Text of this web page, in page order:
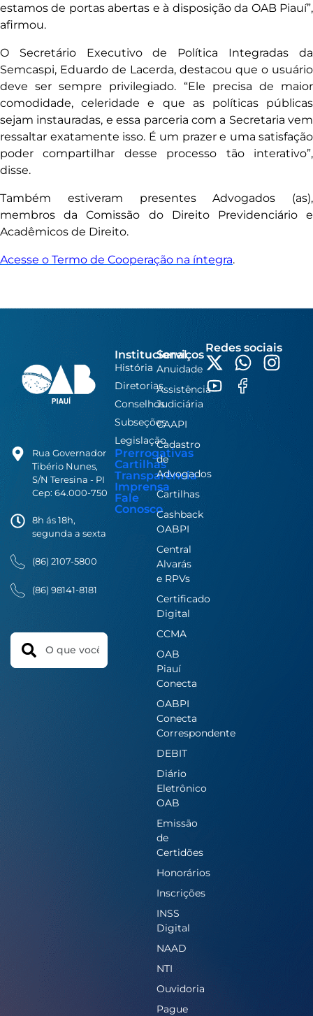
estamos de portas abertas e à disposição da OAB Piauí”,
afirmou.
O Secretário Executivo de Política Integradas da
Semcaspi, Eduardo de Lacerda, destacou que o usuário
deve ser sempre privilegiado. “Ele precisa de maior
comodidade, celeridade e que as políticas públicas
sejam instauradas, e essa parceria com a Secretaria vem
ressaltar exatamente isso. É um prazer e uma satisfação
poder compartilhar desse processo tão interativo”,
disse.
Também estiveram presentes Advogados (as),
membros da Comissão do Direito Previdenciário e
Acadêmicos de Direito.
Acesse o Termo de Cooperação na íntegra.
Rua Governador
Tibério Nunes,
S/N Teresina - PI
Cep: 64.000-750
8h ás 18h,
segunda a sexta
(86) 2107-5800
(86) 98141-8181
Search
Institucional
História
Diretorias
Conselhos
Subseções
Legislação
Prerrogativas
Cartilhas
Transparência
Imprensa
Fale
Conosco
Serviços
Anuidade
Assistência
Judiciária
CAAPI
Cadastro
de
Advogados
Cartilhas
Cashback
OABPI
Central
Alvarás
e RPVs
Certificado
Digital
CCMA
OAB
Piauí
Conecta
OABPI
Conecta
Correspondente
DEBIT
Diário
Eletrônico
OAB
Emissão
de
Certidões
Honorários
Inscrições
INSS
Digital
NAAD
NTI
Ouvidoria
Pague
Redes sociais